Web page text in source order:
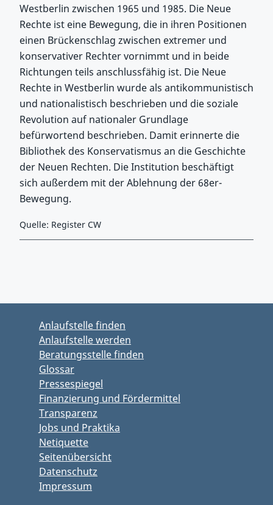
Westberlin zwischen 1965 und 1985. Die Neue
Rechte ist eine Bewegung, die in ihren Positionen
einen Brückenschlag zwischen extremer und
konservativer Rechter vornimmt und in beide
Richtungen teils anschlussfähig ist. Die Neue
Rechte in Westberlin wurde als antikommunistisch
und nationalistisch beschrieben und die soziale
Revolution auf nationaler Grundlage
befürwortend beschrieben. Damit erinnerte die
Bibliothek des Konservatismus an die Geschichte
der Neuen Rechten. Die Institution beschäftigt
sich außerdem mit der Ablehnung der 68er-
Bewegung.
Quelle: Register CW
Anlaufstelle finden
Anlaufstelle werden
Beratungsstelle finden
Glossar
Pressespiegel
Finanzierung und Fördermittel
Transparenz
Jobs und Praktika
Netiquette
Seitenübersicht
Datenschutz
Impressum